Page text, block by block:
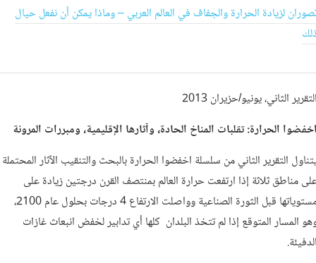
لزيادة الحرارة والجفاف في العالم العربي – وماذا يمكن أن نفعل حيال
الثاني، يونيو/حزيران 2013
الحرارة: تقلبات المناخ الحادة، وآثارها الإقليمية، ومبررات المرونة
التقرير الثاني من سلسلة اخفضوا الحرارة بالبحث والتنقيب الآثار المحتملة
مناطق ثلاثة إذا ارتفعت حرارة العالم بمنتصف القرن درجتين زيادة على
مستوياتها قبل الثورة الصناعية وواصلت الارتفاع 4 درجات بحلول عام 2100،
المسار المتوقع إذا لم تتخذ البلدان كلها أي تدابير لخفض انبعاث غازات